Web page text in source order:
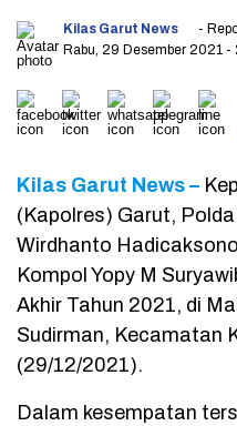
Kilas Garut News
-
Rabu, 29 Desember 2021 -
Kilas Garut News –
(Kapolres) Garut,
Wirdhanto
Kompol Yopy M
Akhir Tahun 2021, di
Sudirman, Kecamatan
(29/12/2021).
Dalam kesempatan